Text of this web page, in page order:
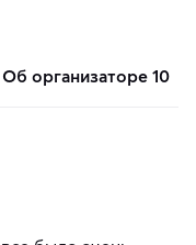
об организаторе 10